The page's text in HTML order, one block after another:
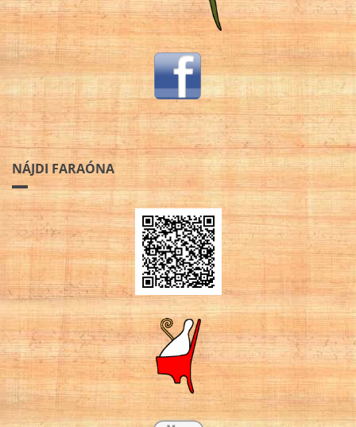
NÁJDI FARAÓNA